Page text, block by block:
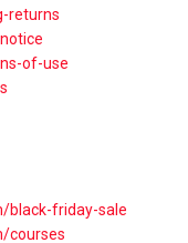
returns
of-use
black-friday-sale
courses